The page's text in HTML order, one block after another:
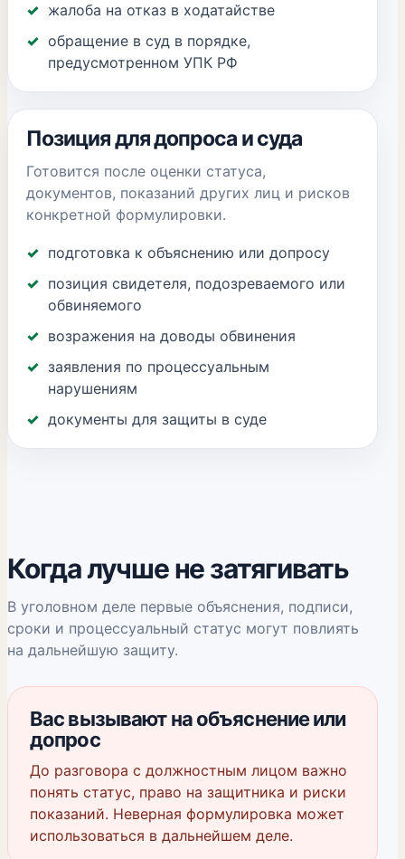
жалоба на отказ в ходатайстве
обращение в суд в порядке,
предусмотренном УПК РФ
Позиция для допроса и суда
Готовится после оценки статуса,
документов, показаний других лиц и рисков
конкретной формулировки.
подготовка к объяснению или допросу
позиция свидетеля, подозреваемого или
обвиняемого
возражения на доводы обвинения
заявления по процессуальным
нарушениям
документы для защиты в суде
Когда лучше не затягивать
В уголовном деле первые объяснения, подписи,
сроки и процессуальный статус могут повлиять
на дальнейшую защиту.
Вас вызывают на объяснение или
допрос
До разговора с должностным лицом важно
понять статус, право на защитника и риски
показаний. Неверная формулировка может
использоваться в дальнейшем деле.